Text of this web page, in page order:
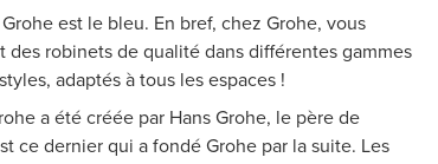
est le bleu. En bref, chez Grohe, vous
des robinets de qualité dans différentes gammes
adaptés à tous les espaces !
a été créée par Hans Grohe, le père de
ce dernier qui a fondé Grohe par la suite. Les